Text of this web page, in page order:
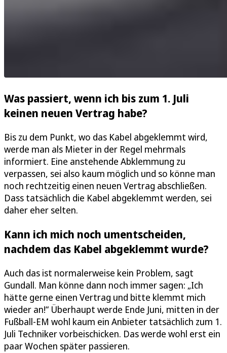
Was passiert, wenn ich bis zum 1. Juli
keinen neuen Vertrag habe?
Bis zu dem Punkt, wo das Kabel abgeklemmt wird,
werde man als Mieter in der Regel mehrmals
informiert. Eine anstehende Abklemmung zu
verpassen, sei also kaum möglich und so könne man
noch rechtzeitig einen neuen Vertrag abschließen.
Dass tatsächlich die Kabel abgeklemmt werden, sei
daher eher selten.
Kann ich mich noch umentscheiden,
nachdem das Kabel abgeklemmt wurde?
Auch das ist normalerweise kein Problem, sagt
Gundall. Man könne dann noch immer sagen: „Ich
hätte gerne einen Vertrag und bitte klemmt mich
wieder an!“ Überhaupt werde Ende Juni, mitten in der
Fußball-EM wohl kaum ein Anbieter tatsächlich zum 1.
Juli Techniker vorbeischicken. Das werde wohl erst ein
paar Wochen später passieren.